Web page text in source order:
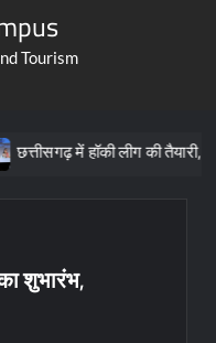
Tourism
लीग की तैयारी, क्रीड़ा
शुभारंभ,